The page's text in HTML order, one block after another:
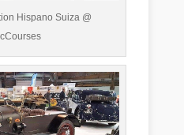
Hispano Suiza @